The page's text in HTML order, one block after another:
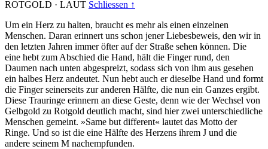
ROTGOLD · LAUT Schliessen ↑
Um ein Herz zu halten, braucht es mehr als einen einzelnen
Menschen. Daran erinnert uns schon jener Liebesbeweis, den wir in
den letzten Jahren immer öfter auf der Straße sehen können. Die
eine hebt zum Abschied die Hand, hält die Finger rund, den
Daumen nach unten abgespreizt, sodass sich von ihm aus gesehen
ein halbes Herz andeutet. Nun hebt auch er dieselbe Hand und formt
die Finger seinerseits zur anderen Hälfte, die nun ein Ganzes ergibt.
Diese Trauringe erinnern an diese Geste, denn wie der Wechsel von
Gelbgold zu Rotgold deutlich macht, sind hier zwei unterschiedliche
Menschen gemeint. »Same but different« lautet das Motto der
Ringe. Und so ist die eine Hälfte des Herzens ihrem J und die
andere seinem M nachempfunden.